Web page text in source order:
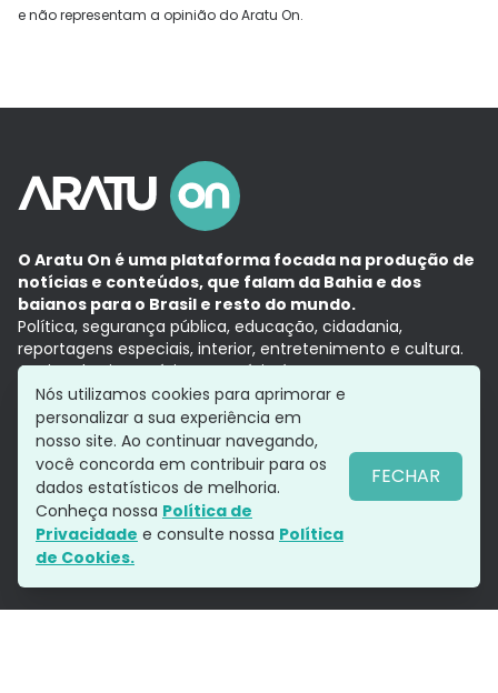
e não representam a opinião do Aratu On.
O Aratu On é uma plataforma focada na produção de
notícias e conteúdos, que falam da Bahia e dos
baianos para o Brasil e resto do mundo.
Política, segurança pública, educação, cidadania,
reportagens especiais, interior, entretenimento e cultura.
Aqui, tudo vira notícia e a notícia é no tempo presente,
com a credibilidade do Grupo Aratu.
Grupo Aratu
Política de privacidade
Siga-nos
Nós utilizamos cookies para aprimorar e
personalizar a sua experiência em
nosso site. Ao continuar navegando,
você concorda em contribuir para os
dados estatísticos de melhoria.
Conheça nossa Política de
Privacidade e consulte nossa Política
de Cookies.
FECHAR